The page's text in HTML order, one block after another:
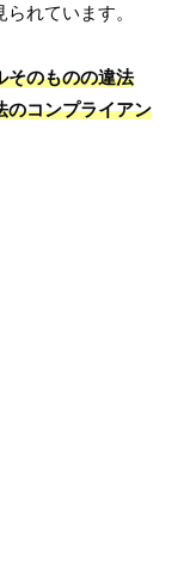
れています。
そのものの違法
のコンプライアン